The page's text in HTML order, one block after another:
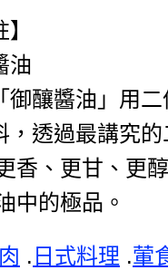
油
御釀醬油」用
，透過最講究
香、更甘、更
中的極品。
. 日式料理 .葷